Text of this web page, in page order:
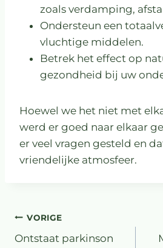
zoals verdamping,
Ondersteun een
vluchtige middelen.
Betrek het effect op
gezondheid bij uw
Hoewel we het niet met
werd er goed naar elkaar
er veel vragen gesteld en
vriendelijke atmosfeer.
VORIGE
Ontstaat parkinson